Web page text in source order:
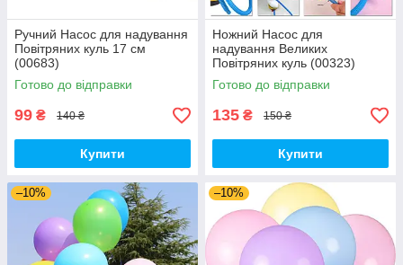
Ручний Насос для надування
Повітряних куль 17 см
(00683)
Готово до відправки
99 ₴ 140 ₴
Купити
Ножний Насос для
надування Великих
Повітряних куль (00323)
Готово до відправки
135 ₴ 150 ₴
Купити
–10% –10%